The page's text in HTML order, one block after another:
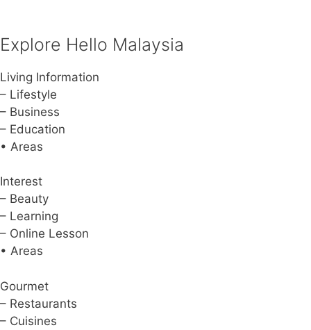
！
o
i
e
s
Explore Hello Malaysia
Living Information
– Lifestyle
– Business
– Education
• Areas
Interest
– Beauty
– Learning
– Online Lesson
• Areas
Gourmet
– Restaurants
– Cuisines